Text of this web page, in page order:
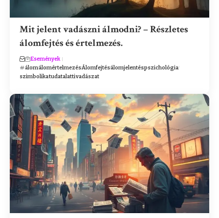
Mit jelent vadászni álmodni? – Részletes
álomfejtés és értelmezés.
Események
álomálomértelmezésÁlomfejtésálomjelentéspszichológia
szimbolikatudatalattivadászat